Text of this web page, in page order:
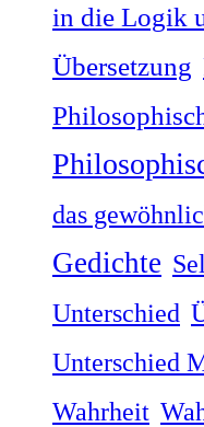
in die Logik
Übersetzung
das
Gedichte
Unterschied
Unterschied
Wahrheit